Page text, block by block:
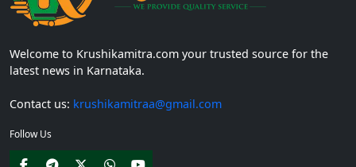
Welcome to Krushikamitra.com your trusted source for the
latest news in Karnataka.
Contact us: krushikamitraa@gmail.com
Follow Us